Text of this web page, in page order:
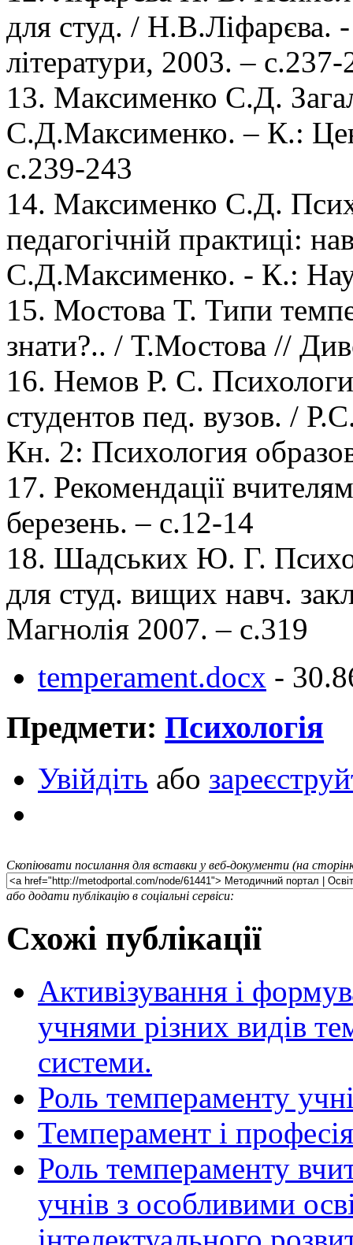
для студ. / Н.В.Ліфарєва.
літератури, 2003. – с.237-
13. Максименко С.Д.
С.Д.Максименко. – К.:
с.239-243
14. Максименко С.Д.
педагогічній практиці:
С.Д.Максименко. - К.:
15. Мостова Т. Типи
знати?.. / Т.Мостова //
16. Немов Р. С.
студентов пед. вузов. /
Кн. 2: Психология
17. Рекомендації
березень. – с.12-14
18. Шадських Ю. Г.
для студ. вищих навч.
Магнолія 2007. – с.319
temperament.docx -
Предмети: Психологія
Увійдіть або
Скопіювати посилання для вставки у веб-документи (на
або додати публікацію в соціальні сервіси:
Схожі публікації
Активізування і
учнями різних видів
системи.
Роль темпераменту
Темперамент і
Роль темпераменту
учнів з особливими